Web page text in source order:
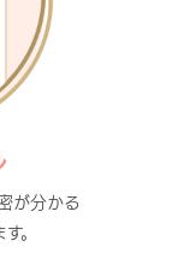
が分かる
。